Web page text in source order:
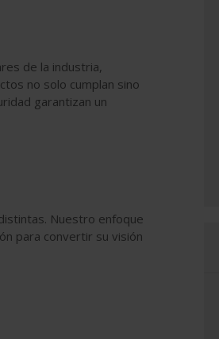
de la industria,
no solo cumplan sino
garantizan un
Nuestro enfoque
para convertir su visión